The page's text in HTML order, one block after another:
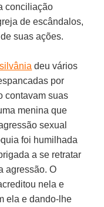
conciliação
de escândalos,
suas ações.
deu vários
por
contavam suas
menina que
sexual
foi humilhada
a se retratar
agressão. O
nela e
ela e dando-lhe